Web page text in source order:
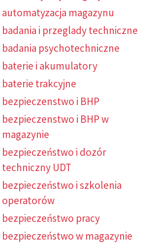
automatyzacja magazynu
badania i przeglady techniczne
badania psychotechniczne
baterie i akumulatory
baterie trakcyjne
bezpieczenstwo i BHP
bezpieczenstwo i BHP w
magazynie
bezpieczeństwo i dozór
techniczny UDT
bezpieczeństwo i szkolenia
operatorów
bezpieczeństwo pracy
bezpieczeństwo w magazynie